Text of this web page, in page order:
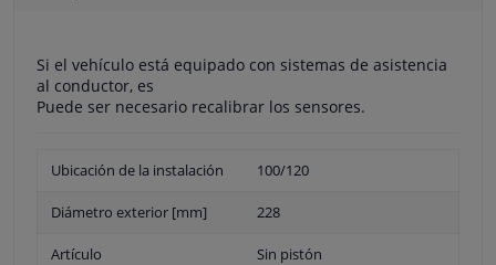
Si el vehículo está equipado con sistemas de asistencia
al conductor, es
Puede ser necesario recalibrar los sensores.
Ubicación de la instalación 100/120
Diámetro exterior [mm] 228
Artículo
Sin pistón